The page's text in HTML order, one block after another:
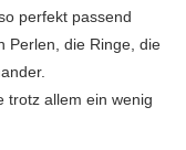
perfekt passend
Perlen, die Ringe, die
trotz allem ein wenig